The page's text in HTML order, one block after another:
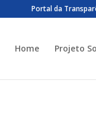
Portal da
Home Projeto